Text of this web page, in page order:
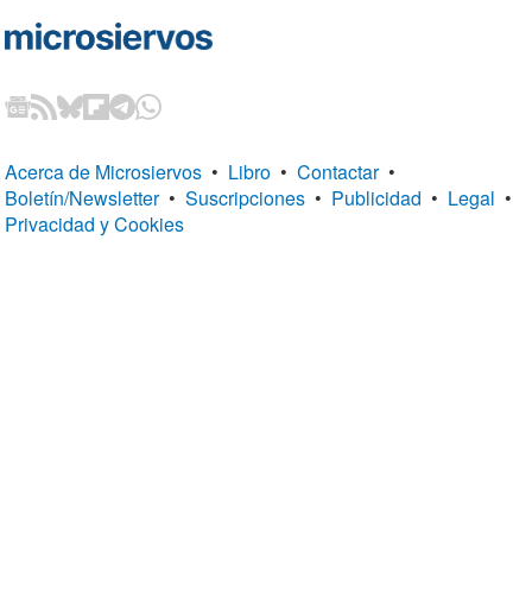
Acerca de Microsiervos • Libro • Contactar •
Boletín/Newsletter • Suscripciones • Publicidad • Legal •
Privacidad y Cookies